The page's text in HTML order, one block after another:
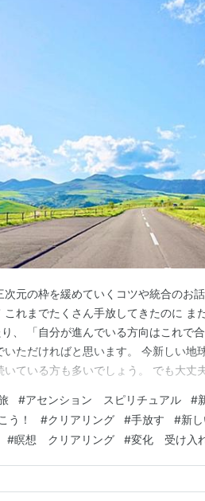
次元の枠を緩めていくコツや統合のお
これまでたくさん手放してきたのに ま
、 「自分が進んでいる方向はこれで
いただければと思います。 今新しい地
いている方も多いでしょう。 でも大丈
た。 もうひと月も！という感覚と同
、 こん…
#アセンション スピリチュアル #
う！ #クリアリング #手放す #新
#瞑想 クリアリング #変化 受け入